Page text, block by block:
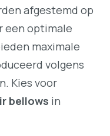
afgestemd op
een optimale
maximale
volgens
Kies voor
bellows in